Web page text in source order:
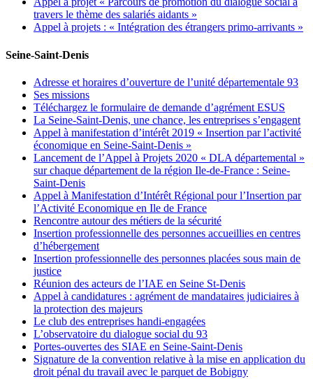
travers le thème des salariés aidants »
Appel à projets : « Intégration des étrangers primo-arrivants »
Seine-Saint-Denis
Adresse et horaires d’ouverture de l’unité départementale 93
Ses missions
Téléchargez le formulaire de demande d’agrément ESUS
La Seine-Saint-Denis, une chance, les entreprises s’engagent
Appel à manifestation d’intérêt 2019 « Insertion par l’activité
économique en Seine-Saint-Denis »
Lancement de l’Appel à Projets 2020 « DLA départemental »
sur chaque département de la région Ile-de-France : Seine-
Saint-Denis
Appel à Manifestation d’Intérêt Régional pour l’Insertion par
l’Activité Economique en Ile de France
Rencontre autour des métiers de la sécurité
Insertion professionnelle des personnes accueillies en centres
d’hébergement
Insertion professionnelle des personnes placées sous main de
justice
Réunion des acteurs de l’IAE en Seine St-Denis
Appel à candidatures : agrément de mandataires judiciaires à
la protection des majeurs
Le club des entreprises handi-engagées
L’observatoire du dialogue social du 93
Portes-ouvertes des SIAE en Seine-Saint-Denis
Signature de la convention relative à la mise en application du
droit pénal du travail avec le parquet de Bobigny